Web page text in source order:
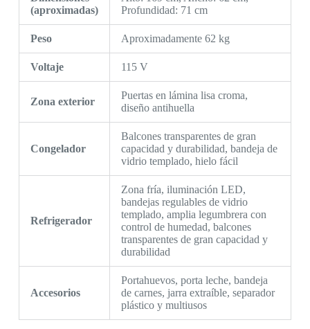
(aproximadas)
Profundidad: 71 cm
Peso Aproximadamente 62 kg
Voltaje 115 V
Zona exterior
Puertas en lámina lisa croma,
diseño antihuella
Congelador
Balcones transparentes de gran
capacidad y durabilidad, bandeja de
vidrio templado, hielo fácil
Refrigerador
Zona fría, iluminación LED,
bandejas regulables de vidrio
templado, amplia legumbrera con
control de humedad, balcones
transparentes de gran capacidad y
durabilidad
Accesorios
Portahuevos, porta leche, bandeja
de carnes, jarra extraíble, separador
plástico y multiusos